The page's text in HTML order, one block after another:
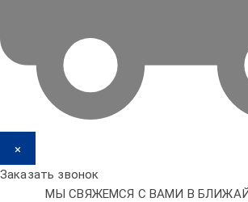
×
Заказать звонок
МЫ СВЯЖЕМСЯ С ВАМИ В